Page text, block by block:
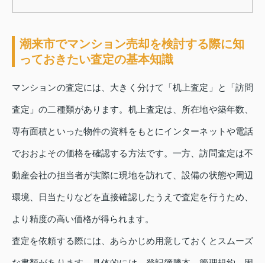
潮来市でマンション売却を検討する際に知
っておきたい査定の基本知識
マンションの査定には、大きく分けて「机上査定」と「訪問
査定」の二種類があります。机上査定は、所在地や築年数、
専有面積といった物件の資料をもとにインターネットや電話
でおおよその価格を確認する方法です。一方、訪問査定は不
動産会社の担当者が実際に現地を訪れて、設備の状態や周辺
環境、日当たりなどを直接確認したうえで査定を行うため、
より精度の高い価格が得られます。
査定を依頼する際には、あらかじめ用意しておくとスムーズ